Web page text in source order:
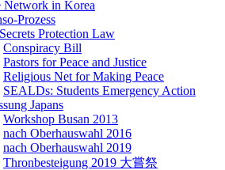
Network in Korea
Prozess
Protection Law
Conspiracy Bill
Pastors for Peace and Justice
Religious Net for Making Peace
SEALDs: Students Emergency Action
Japans
Workshop Busan 2013
nach Oberhauswahl 2016
nach Oberhauswahl 2019
Thronbesteigung 2019 大嘗祭